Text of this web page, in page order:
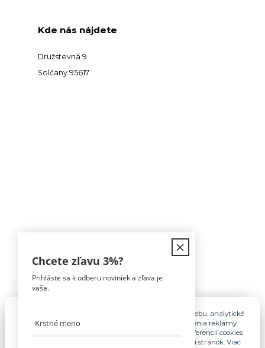
Kde nás nájdete
Družstevná 9
Solčany 95617
Tomáš Hula
Pre základnú funkčnosť, spríjemnenie používania webu, analytické
účely a v prípade udelenia súhlasu aj na účely cielenia reklamy
využívame súbory cookies. Nastavenie vlastných preferencií cookies
môžete kedykoľvek upraviť odkazom v spodnej časti stránok. Viac
Chcete zľavu 3%?
Prihláste sa k odberu noviniek a zľava je
vaša.